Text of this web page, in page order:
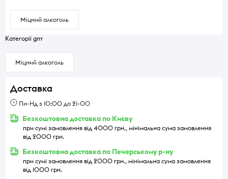
Міцний алкоголь
Категорії grrr
Міцний алкоголь
Доставка
Пн-Нд з 10:00 до 21-00
Безкоштовна доставка по Києву
при сумі замовлення від 4000 грн., мінімальна сума замовлення
від 2000 грн.
Безкоштовна доставка по Печерському р-ну
при сумі замовлення від 2000 грн., мінімальна сума замовлення
від 1000 грн.